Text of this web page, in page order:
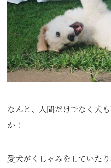
なんと、人間だけでなく犬
か！
愛犬がくしゃみをしていた